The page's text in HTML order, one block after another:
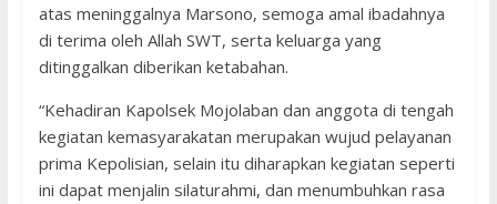
atas meninggalnya Marsono, semoga amal ibadahnya
di terima oleh Allah SWT, serta keluarga yang
ditinggalkan diberikan ketabahan.
“Kehadiran Kapolsek Mojolaban dan anggota di tengah
kegiatan kemasyarakatan merupakan wujud pelayanan
prima Kepolisian, selain itu diharapkan kegiatan seperti
ini dapat menjalin silaturahmi, dan menumbuhkan rasa